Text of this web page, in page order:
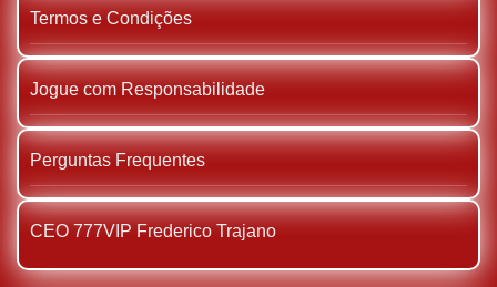
Termos e Condições
Jogue com Responsabilidade
Perguntas Frequentes
CEO 777VIP Frederico Trajano